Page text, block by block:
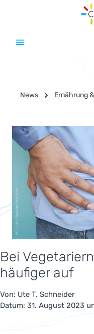
Zum Hauptinhalt
News Ernährung
Bildergalerie überspringen
Bei
häufiger auf
Von: Ute T. Schneider
Datum: 31. August 2023